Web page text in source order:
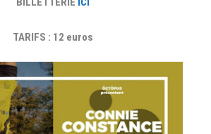
TARIFS : 12 euros